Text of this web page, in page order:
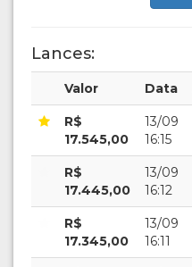
Lances:
Valor Data
R$
17.545,00
13/09
16:15
R$
17.445,00
13/09
16:12
R$
17.345,00
13/09
16:11